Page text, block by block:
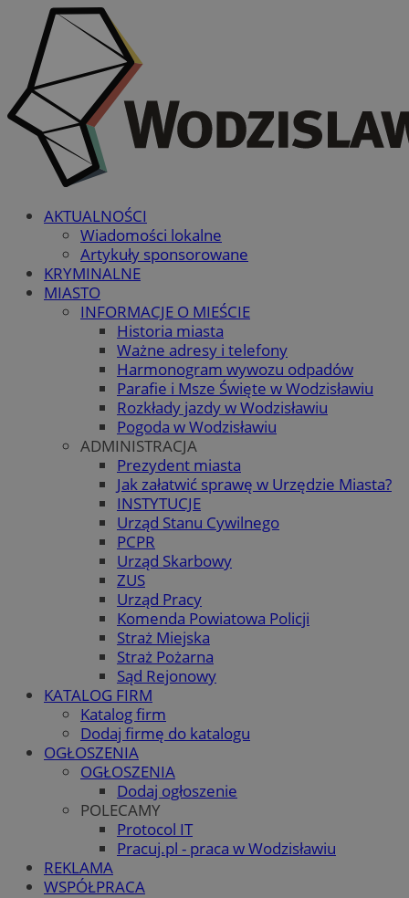
AKTUALNOŚCI
Wiadomości lokalne
Artykuły sponsorowane
KRYMINALNE
MIASTO
INFORMACJE O MIEŚCIE
Historia miasta
Ważne adresy i telefony
Harmonogram wywozu odpadów
Parafie i Msze Święte w Wodzisławiu
Rozkłady jazdy w Wodzisławiu
Pogoda w Wodzisławiu
ADMINISTRACJA
Prezydent miasta
Jak załatwić sprawę w Urzędzie Miasta?
INSTYTUCJE
Urząd Stanu Cywilnego
PCPR
Urząd Skarbowy
ZUS
Urząd Pracy
Komenda Powiatowa Policji
Straż Miejska
Straż Pożarna
Sąd Rejonowy
KATALOG FIRM
Katalog firm
Dodaj firmę do katalogu
OGŁOSZENIA
OGŁOSZENIA
Dodaj ogłoszenie
POLECAMY
Protocol IT
Pracuj.pl - praca w Wodzisławiu
REKLAMA
WSPÓŁPRACA